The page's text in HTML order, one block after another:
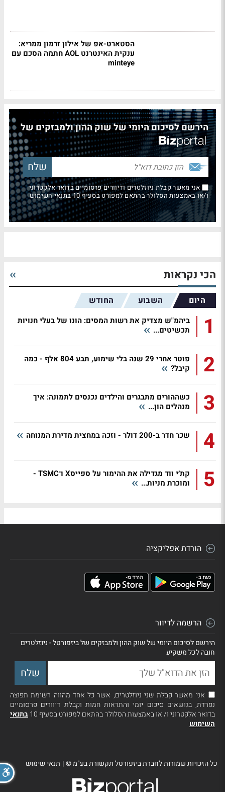
הסטארט-אפ של אילון זרמון ממריא:
ענקית האינטרנט AOL חתמה הסכם עם
minteye
הירשם לסיכום היומי של שוק ההון ולמבזקים של
אני מאשר קבלת ניוזלטרים ודיוורים פרסומיים בדואר אלקטרוני
ו/או באמצעות הסלולר בהתאם למפורט בסעיף 10 בתנאי השימוש
הכי נקראות
היום השבוע החודש
1
ביהמ"ש מצדיק את רשות המסים: הונו של בעלי חנויות
תכשיטים...
2
פוטר אחרי 29 שנה בלי שימוע, תבע 804 אלף - כמה
קיבל?
3
כשההורים מתבגרים והילדים נכנסים לתמונה: איך
מנהלים הון...
4 שכר חדר ב-200 דולר - וזכה במחצית מדירת המנוחה
5
קת׳י ווד מגדילה את ההימור על ספייסX ו־TSMC -
ומוכרת מניות...
הורדת אפליקציה
הרשמה לדיוור
הירשם לסיכום היומי של שוק ההון ולמבזקים של ביזפורטל - ניוזלטרים
חובה לכל משקיע
אני מאשר קבלת שני ניוזלטרים, אשר כל אחד מהווה רשימת תפוצה
נפרדת, בנושאים סיכום יומי והתראות חמות וקבלת דיוורים פרסומיים
בדואר אלקטרוני ו/ או באמצעות הסלולר בהתאם למפורט בסעיף 10
בתנאי
השימוש
כל הזכויות שמורות לחברת ביזפורטל תקשורת בע"מ ©| תנאי שימוש